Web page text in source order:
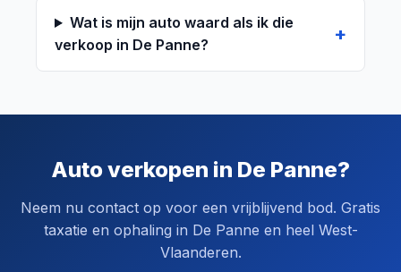
Wat is mijn auto waard als ik die
verkoop in De Panne?
Auto verkopen in De Panne?
Neem nu contact op voor een vrijblijvend bod. Gratis
taxatie en ophaling in De Panne en heel West-
Vlaanderen.